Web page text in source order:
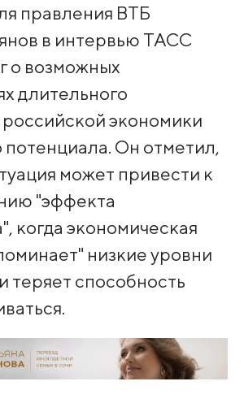
правления ВТБ
в интервью ТАСС
о возможных
длительного
экономики
потенциала. Он отметил,
может привести к
"эффекта
когда экономическая
низкие уровни
теряет способность